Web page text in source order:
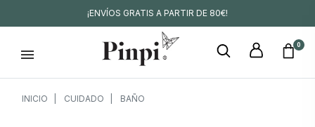
¡ENVÍOS GRATIS A PARTIR DE 80€!
0
INICIO CUIDADO BAÑO